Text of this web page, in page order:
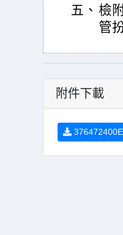
五、 檢
管
附件下載